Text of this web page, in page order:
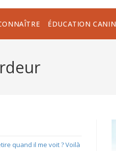
ÉDUCATION
quand il me voit ? Voilà